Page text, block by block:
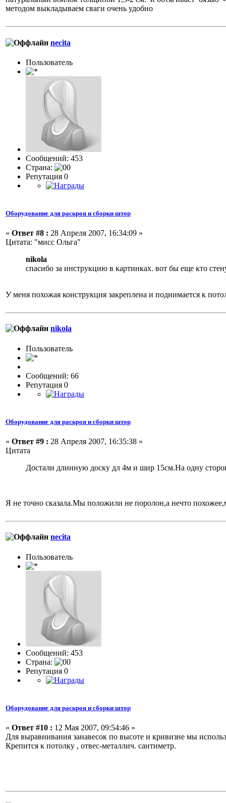
методом выкладываем сваги очень удобно
necita
Пользовaтeль
Сообщений: 453
Страна:
Репутация 0
Оборудование для раскроя и сборки штор
« Ответ #8 : 28 Апреля 2007, 16:34:09 »
Цитата: "мисс Ольга"
nikola
спасибо за инструкцию в картинках. вот бы еще кто
У меня похожая конструкция закреплена и поднимается к
nikola
Пользовaтeль
Сообщений: 66
Репутация 0
Оборудование для раскроя и сборки штор
« Ответ #9 : 28 Апреля 2007, 16:35:38 »
Цитата
Достали длинную доску дл 4м и шир 15см.На одну
Я не точно сказала.Мы положили не поролон,а нечто
necita
Пользовaтeль
Сообщений: 453
Страна:
Репутация 0
Оборудование для раскроя и сборки штор
« Ответ #10 : 12 Мая 2007, 09:54:46 »
Для выравнивания занавесок по высоте и кривизне мы
Крепится к потолку , отвес-металлич. сантиметр.